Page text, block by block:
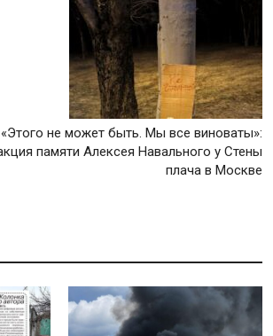
«Этого не может быть. Мы все виноваты»:
памяти Алексея Навального у Стены
плача в Москве